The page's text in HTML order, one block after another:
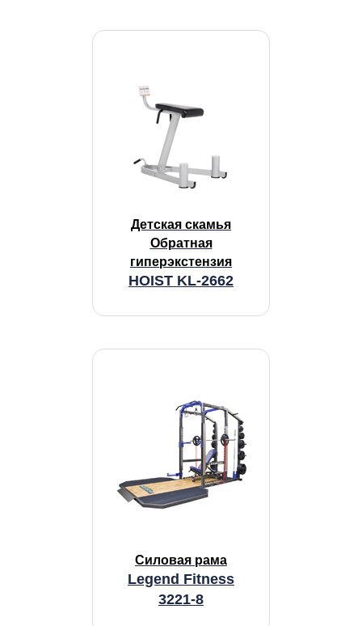
Детская скамья
Обратная
гиперэкстензия
HOIST KL-2662
Силовая рама
Legend Fitness
3221-8